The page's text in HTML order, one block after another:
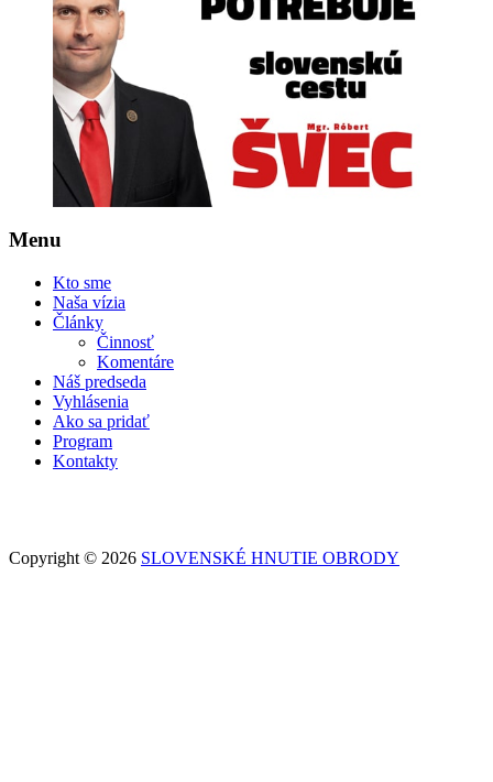
Menu
Kto sme
Naša vízia
Články
Činnosť
Komentáre
Náš predseda
Vyhlásenia
Ako sa pridať
Program
Kontakty
Copyright © 2026 SLOVENSKÉ HNUTIE OBRODY